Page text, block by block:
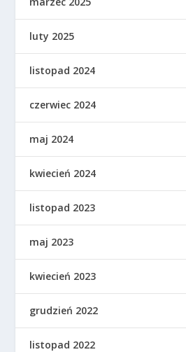
luty 2025
listopad 2024
czerwiec 2024
maj 2024
kwiecień 2024
listopad 2023
maj 2023
kwiecień 2023
grudzień 2022
listopad 2022